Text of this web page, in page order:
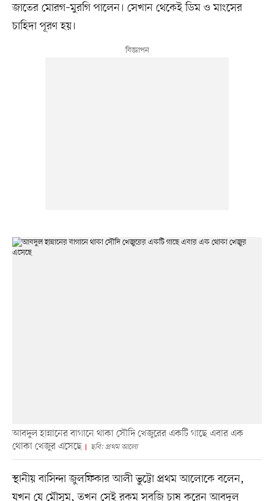
জাতের মোরগ–মুরগি পালেন। সেখান থেকেই ডিম ও মাংসের
চাহিদা পূরণ হয়।
আবদুল হান্নানের বাগানে থাকা সৌদি খেজুরের একটি গাছে এবার এক
থোকা খেজুর এসেছে
ছবি: প্রথম আলো
স্থানীয় বাসিন্দা জুলফিকার আলী ভুট্টো প্রথম আলোকে বলেন,
যখন যে মৌসুম, তখন সেই রকম সবজি চাষ করেন আবদুল